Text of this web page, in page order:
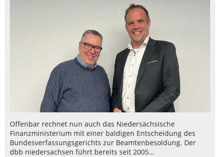
Offenbar rechnet nun auch das Niedersächsische
Finanzministerium mit einer baldigen Entscheidung des
Bundesverfassungsgerichts zur Beamtenbesoldung. Der
dbb niedersachsen führt bereits seit 2005…